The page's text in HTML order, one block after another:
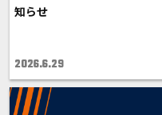
知らせ
2026.6.29